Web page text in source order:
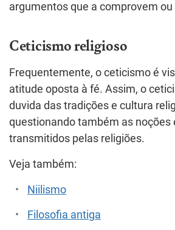
argumentos que a comprovem
Ceticismo religioso
Frequentemente, o ceticismo é
atitude oposta à fé. Assim, o
duvida das tradições e cultura
questionando também as noções
transmitidos pelas religiões.
Veja também:
Niilismo
Filosofia antiga